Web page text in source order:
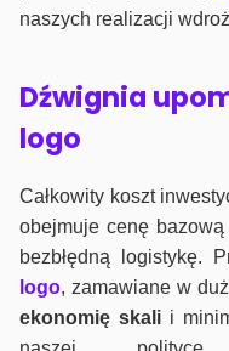
naszych realizacji
Dźwignia
logo
Całkowity koszt
obejmuje cenę
bezbłędną logistykę.
logo, zamawiane w
ekonomię skalii